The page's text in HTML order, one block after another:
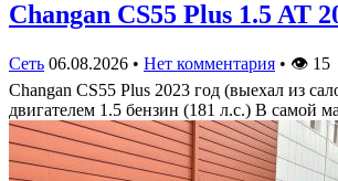
Changan CS55 Plus 1.5 AT
Сеть 06.08.2026 • Нет комментария • 👁 15
Changan CS55 Plus 2023 год (выехал из
двигателем 1.5 бензин (181 л.с.) В самой